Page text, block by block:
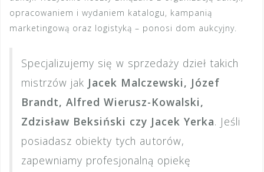
opracowaniem i wydaniem katalogu, kampanią
marketingową oraz logistyką – ponosi dom aukcyjny.
Specjalizujemy się w sprzedaży dzieł takich
mistrzów jak Jacek Malczewski, Józef
Brandt, Alfred Wierusz-Kowalski,
Zdzisław Beksiński czy Jacek Yerka. Jeśli
posiadasz obiekty tych autorów,
zapewniamy profesjonalną opiekę